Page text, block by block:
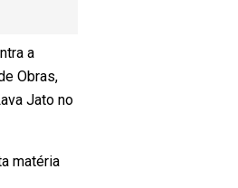
a
Obras,
Jato no
matéria